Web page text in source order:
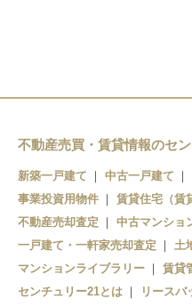
不動産売買・賃貸情報のセ
新築一戸建て 中古一戸建て
事業投資用物件
賃貸住宅（賃
不動産売却査定
中古マンショ
一戸建て・一軒家売却査定
土
マンションライブラリー
賃貸
センチュリー21とは
リースバ